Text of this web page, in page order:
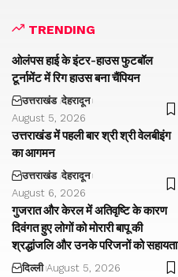
TRENDING
ओलंपस हाई के इंटर-हाउस फुटबॉल
टूर्नामेंट में रिग हाउस बना चैंपियन
उत्तराखंड देहरादून
August 5, 2026
उत्तराखंड में पहली बार श्री श्री वेलबीइंग
का आगमन
उत्तराखंड देहरादून
August 6, 2026
गुजरात और केरल में अतिवृष्टि के कारण
दिवंगत हुए लोगों को मोरारी बापू की
श्रद्धांजलि और उनके परिजनों को सहायता
दिल्ली August 5, 2026